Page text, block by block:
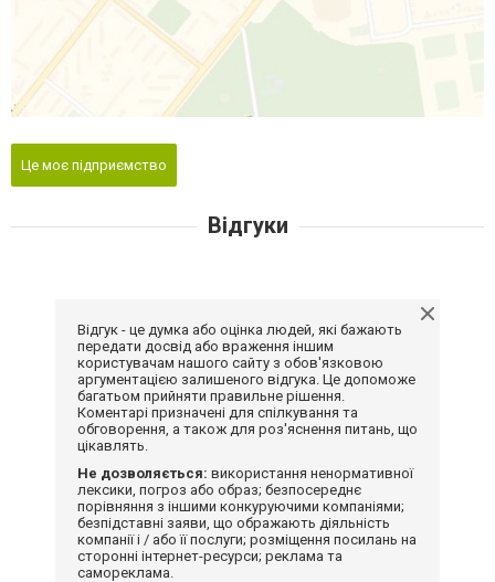
Це моє підприємство
Відгуки
Відгук - це думка або оцінка людей, які бажають
передати досвід або враження іншим
користувачам нашого сайту з обов'язковою
аргументацією залишеного відгука. Це допоможе
багатьом прийняти правильне рішення.
Коментарі призначені для спілкування та
обговорення, а також для роз'яснення питань, що
цікавлять.
Не дозволяється: використання ненормативної
лексики, погроз або образ; безпосереднє
порівняння з іншими конкуруючими компаніями;
безпідставні заяви, що ображають діяльність
компанії і / або її послуги; розміщення посилань на
сторонні інтернет-ресурси; реклама та
самореклама.